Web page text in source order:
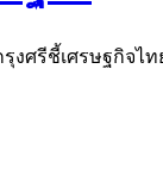
รุงศรีชี้เศรษฐกิจไ